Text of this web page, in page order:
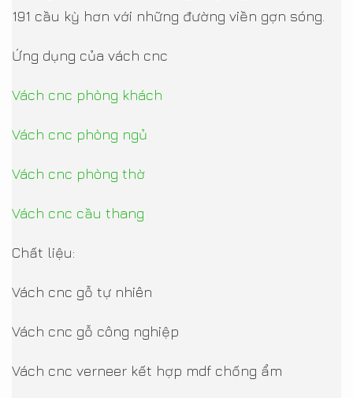
191 cầu kỳ hơn với những đường viền gợn sóng.
Ứng dụng của vách cnc
Vách cnc phòng khách
Vách cnc phòng ngủ
Vách cnc phòng thờ
Vách cnc cầu thang
Chất liệu:
Vách cnc gỗ tự nhiên
Vách cnc gỗ công nghiệp
Vách cnc verneer kết hợp mdf chống ẩm